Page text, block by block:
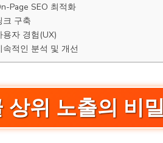
Page SEO 최적화
크 구축
용자 경험(UX)
속적인 분석 및 개선
상위 노출의 비